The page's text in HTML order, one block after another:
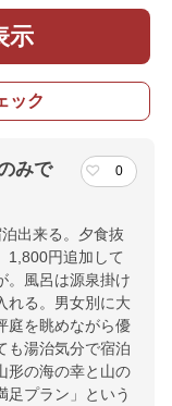
示
ック
みで
0
出来る。夕食抜
1,800円追加して
。風呂は源泉掛け
れる。男女別に大
庭を眺めながら優
も湯治気分で宿泊
形の海の幸と山の
足プラン」という